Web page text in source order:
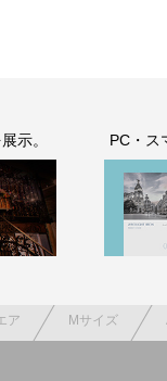
示。 PC・ス
ア Mサイズ